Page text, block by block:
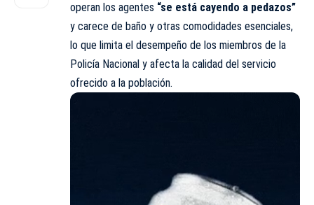
operan los agentes “se está cayendo a pedazos”
y carece de baño y otras comodidades esenciales,
lo que limita el desempeño de los miembros de la
Policía Nacional y afecta la calidad del servicio
ofrecido a la población.